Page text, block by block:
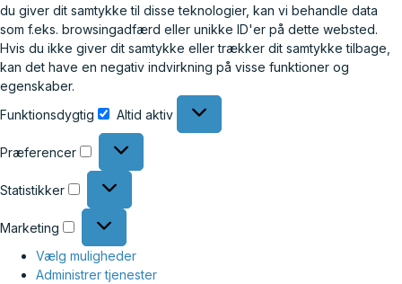
du giver dit samtykke til disse teknologier, kan vi behandle data
som f.eks. browsingadfærd eller unikke ID'er på dette websted.
Hvis du ikke giver dit samtykke eller trækker dit samtykke tilbage,
kan det have en negativ indvirkning på visse funktioner og
egenskaber.
Funktionsdygtig
Altid aktiv
Præferencer
Statistikker
Marketing
Vælg muligheder
Administrer tjenester